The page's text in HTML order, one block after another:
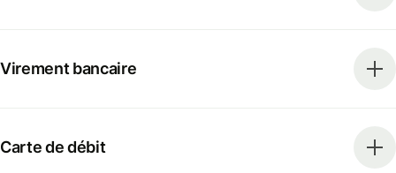
Virement bancaire
Carte de débit